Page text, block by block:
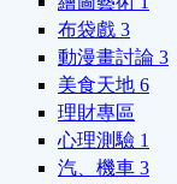
布袋戲 3
動漫畫討論 3
美食天地 6
理財專區
心理測驗 1
汽、機車 3